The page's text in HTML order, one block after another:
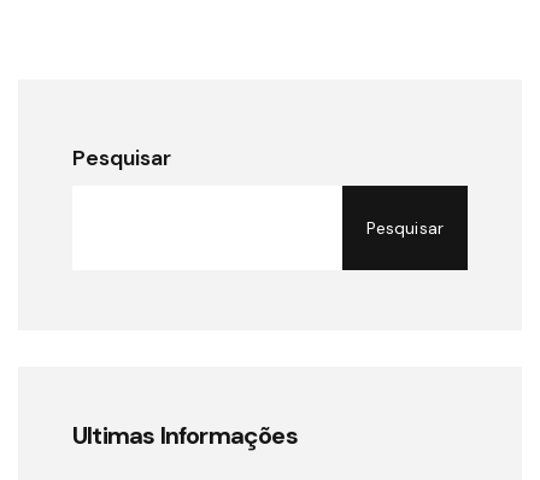
Pesquisar
Pesquisar
Ultimas Informações